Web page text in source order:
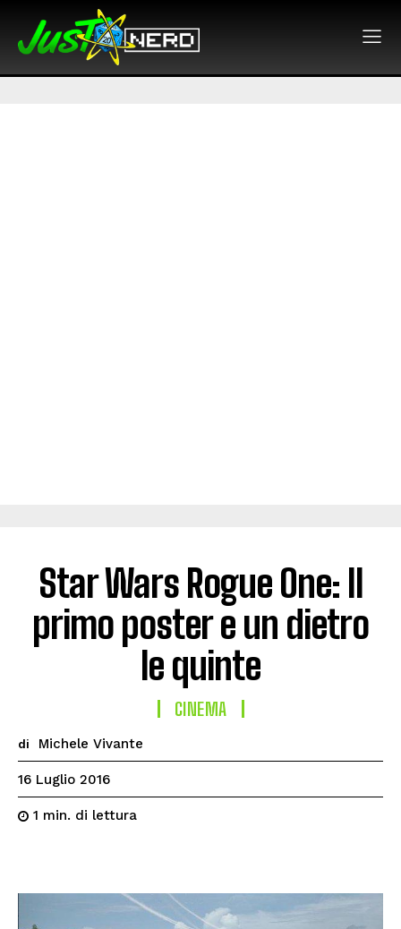
Star Wars Rogue One: Il
primo poster e un dietro
le quinte
CINEMA
di Michele Vivante
16 Luglio 2016
1 min. di lettura